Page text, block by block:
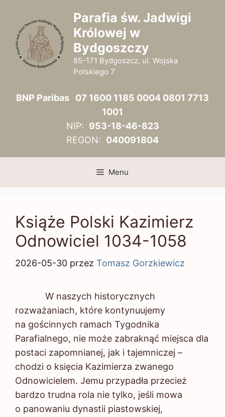
treści
Parafia św. Jadwigi
Królowej w
Bydgoszczy
85-171 Bydgoszcz, ul. Wojska
Polskiego 7
BNP Paribas 07 1600 1185 0004 0801 7713
1001
NIP: 953-18-46-823
REGON: 040091804
Menu
Książe Polski Kazimierz
Odnowiciel 1034-1058
2026-05-30 przez Tomasz Gorzkiewicz
W naszych historycznych
rozważaniach, które kontynuujemy
na gościnnych ramach Tygodnika
Parafialnego, nie może zabraknąć miejsca dla
postaci zapomnianej, jak i tajemniczej –
chodzi o księcia Kazimierza zwanego
Odnowicielem. Jemu przypadła przecież
bardzo trudna rola nie tylko, jeśli mowa
o panowaniu dynastii piastowskiej,